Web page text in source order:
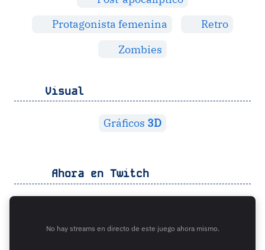
Protagonista femenina
Retro
Zombies
Visual
Gráficos 3D
Ahora en Twitch
No hay streams en directo de este juego ahora mismo.